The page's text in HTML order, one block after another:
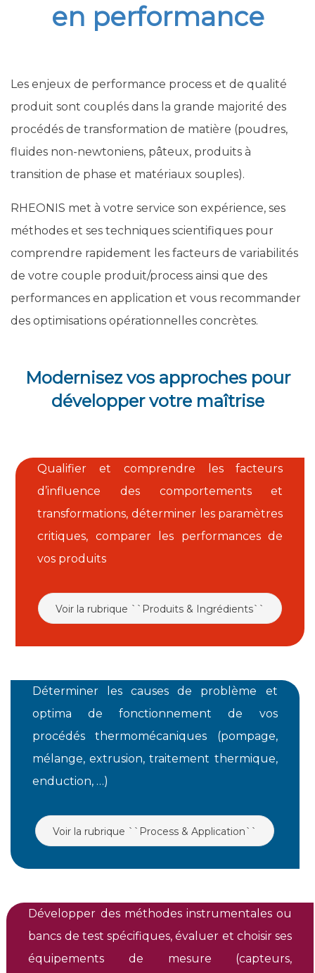
en performance
Les enjeux de performance process et de qualité
produit sont couplés dans la grande majorité des
procédés de transformation de matière (poudres,
fluides non-newtoniens, pâteux, produits à
transition de phase et matériaux souples).
RHEONIS met à votre service son expérience, ses
méthodes et ses techniques scientifiques pour
comprendre rapidement les facteurs de variabilités
de votre couple produit/process ainsi que des
performances en application et vous recommander
des optimisations opérationnelles concrètes.
Modernisez vos approches pour
développer votre maîtrise
Qualifier et comprendre les facteurs
d’influence des comportements et
transformations, déterminer les paramètres
critiques, comparer les performances de
vos produits
Voir la rubrique ``Produits & Ingrédients``
Déterminer les causes de problème et
optima de fonctionnement de vos
procédés thermomécaniques (pompage,
mélange, extrusion, traitement thermique,
enduction, …)
Voir la rubrique ``Process & Application``
Développer des méthodes instrumentales ou
bancs de test spécifiques, évaluer et choisir ses
équipements de mesure (capteurs,